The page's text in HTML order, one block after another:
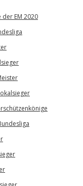
EM 2020